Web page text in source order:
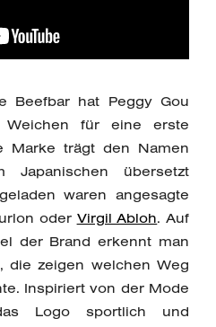
Beefbar hat Peggy Gou
für eine erste
Marke trägt den Namen
übersetzt
waren angesagte
oder Virgil Abloh. Auf
der Brand erkennt man
die zeigen welchen Weg
Inspiriert von der Mode
Logo sportlich und